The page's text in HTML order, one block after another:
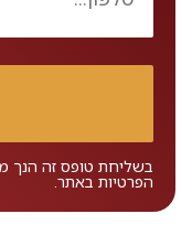
בשליחת טופס זה
הפרטיות באתר.